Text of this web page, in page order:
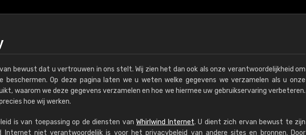
bewust dat u vertrouwen in ons stelt. Wij zien het dan ook als onze verantwoordelijkheid om
beschermen. Op deze pagina laten we u weten welke gegevens we verzamelen als u onze
waarom we deze gegevens verzamelen en hoe we hiermee uw gebruikservaring verbeteren.
hoe wij werken.
is van toepassing op de diensten vanWhirlwind Internet. U dient zich ervan bewust te zijn
Internet niet verantwoordelijk is voor het privacybeleid van andere sites en bronnen. Door
€15,95